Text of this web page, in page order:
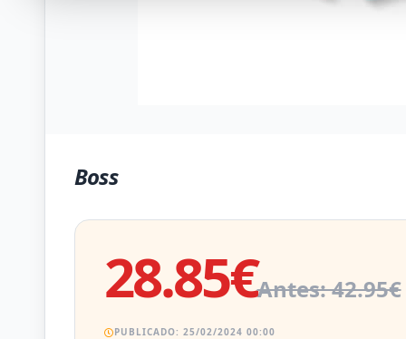
Boss
28.85€Antes: 42.95€
PUBLICADO: 25/02/2024 00:00